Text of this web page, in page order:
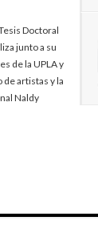
Doctoral
junto a su
de la UPLA y
artistas y la
Naldy